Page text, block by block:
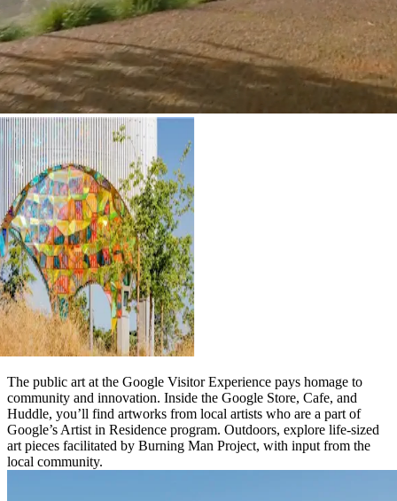
The public art at the Google Visitor Experience pays homage to
community and innovation. Inside the Google Store, Cafe, and
Huddle, you’ll find artworks from local artists who are a part of
Google’s Artist in Residence program. Outdoors, explore life-sized
art pieces facilitated by Burning Man Project, with input from the
local community.